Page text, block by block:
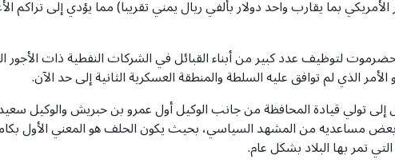
بما يقارب واحد دولار بألفي ريال يمني تقريبا) مما يؤدي إلى تراكم
لتوظيف عدد كبير من أبناء القبائل في الشركات النفطية ذات
الذي لم توافق عليه السلطة والمنطقة العسكرية الثانية إلى حد الآن.
إلى تولي قيادة المحافظة من جانب الوكيل أول عمرو بن حبريش والوكيل
مساعديه من المشهد السياسي، بحيث يكون الحلف هو المعني الأول
تمر بها البلاد بشكل عام.